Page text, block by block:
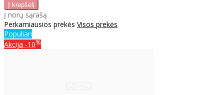
Į norų sąrašą
Perkamiausios prekės Visos prekės
Populiari
Akcija -10%